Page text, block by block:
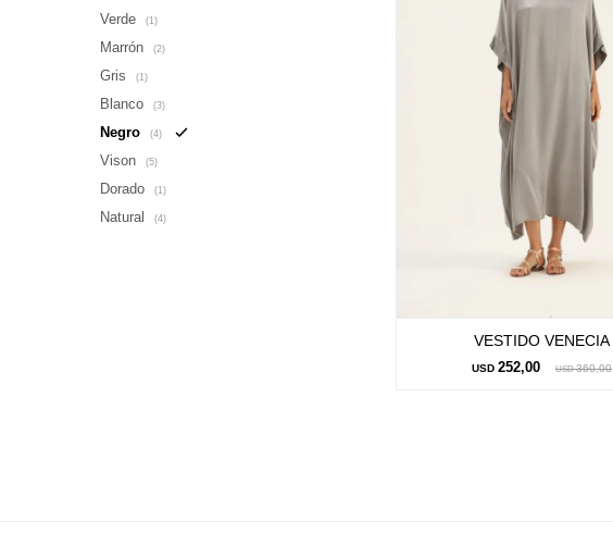
VESTIDO VENECIA
USD 252,00 USD 360,00
Verde (1)
Marrón (2)
Gris (1)
Blanco (3)
Negro (4)
Vison (5)
Dorado (1)
Natural (4)